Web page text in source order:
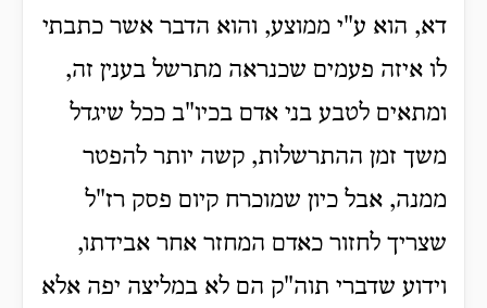
דא, הוא ע"י ממוצע, והוא הדבר אשר כתבתי
לו איזה פעמים שכנראה מתרשל בענין זה,
ומתאים לטבע בני אדם בכיו"ב ככל שיגדל
משך זמן ההתרשלות, קשה יותר להפטר
ממנה, אבל כיון שמוכרח קיום פסק רז"ל
שצריך לחזור כאדם המחזר אחר אבידתו,
וידוע שדברי תוה"ק הם לא במליצה יפה אלא